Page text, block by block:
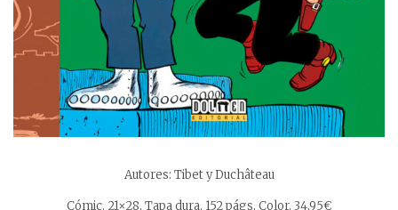
Autores: Tibet y Duchâteau
Cómic. 21×28. Tapa dura. 152 págs. Color. 34,95€